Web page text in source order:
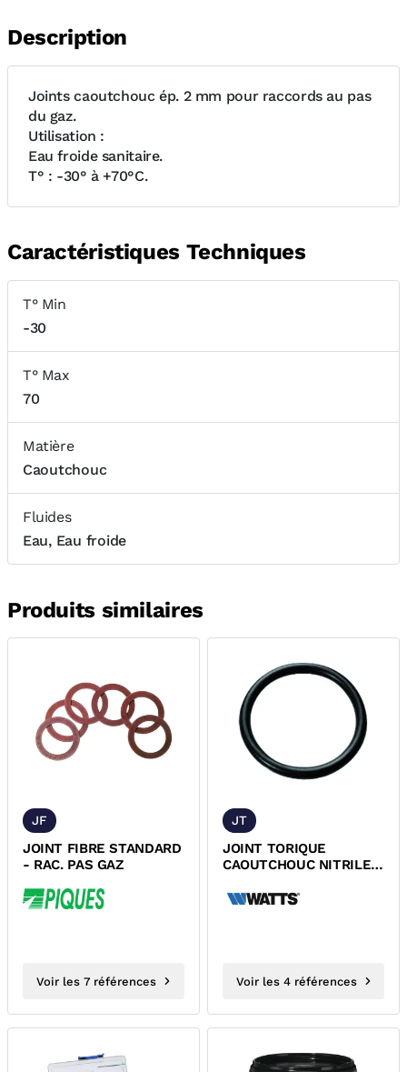
Description
Joints caoutchouc ép. 2 mm pour raccords au pas
du gaz.
Utilisation :
Eau froide sanitaire.
T° : -30° à +70°C.
Caractéristiques Techniques
T° Min
-30
T° Max
70
Matière
Caoutchouc
Fluides
Eau, Eau froide
Produits similaires
JF
JOINT FIBRE STANDARD
- RAC. PAS GAZ
Voir les 7 références
JT
JOINT TORIQUE
CAOUTCHOUC NITRILE
MINERALES /
Voir les 4 références